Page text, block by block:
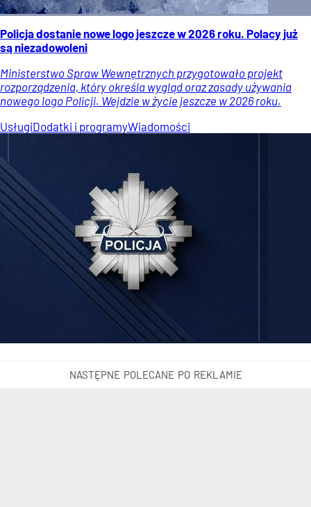
Policja dostanie nowe logo jeszcze w 2026 roku. Polacy już
są niezadowoleni
Ministerstwo Spraw Wewnętrznych przygotowało projekt
rozporządzenia, który określa wygląd oraz zasady używania
nowego logo Policji. Wejdzie w życie jeszcze w 2026 roku.
UsługiDodatki i programyWiadomości